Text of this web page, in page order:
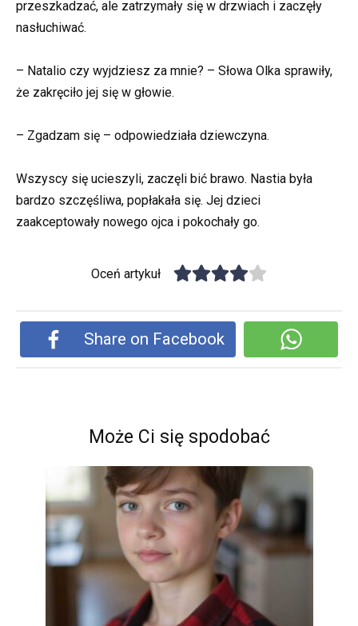
przeszkadzać, ale zatrzymały się w drzwiach i zaczęły
nasłuchiwać.
– Natalio czy wyjdziesz za mnie? – Słowa Olka sprawiły,
że zakręciło jej się w głowie.
– Zgadzam się – odpowiedziała dziewczyna.
Wszyscy się ucieszyli, zaczęli bić brawo. Nastia była
bardzo szczęśliwa, popłakała się. Jej dzieci
zaakceptowały nowego ojca i pokochały go.
Oceń artykuł
Share on Facebook
Może Ci się spodobać